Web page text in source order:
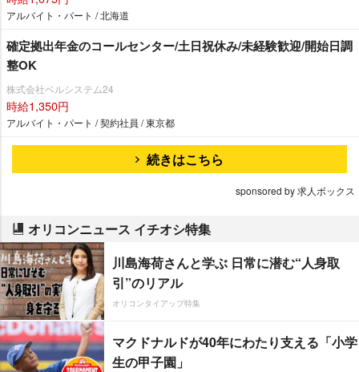
アルバイト・パート / 北海道
確定拠出年金のコールセンター/土日祝休み/未経験歓迎/開始日調
整OK
株式会社ベルシステム24
時給1,350円
アルバイト・パート / 契約社員 / 東京都
続きはこちら
sponsored by 求人ボックス
オリコンニュース イチオシ特集
川島海荷さんと学ぶ 日常に潜む“人身取
引”のリアル
オリコンタイアップ特集
マクドナルドが40年にわたり支える「小学
生の甲子園」